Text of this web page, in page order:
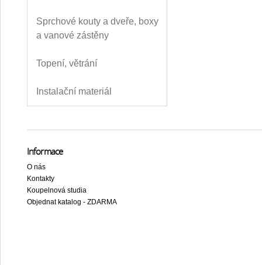
Sprchové kouty a dveře, boxy
a vanové zástěny
Topení, větrání
Instalační materiál
Informace
O nás
Kontakty
Koupelnová studia
Objednat katalog - ZDARMA